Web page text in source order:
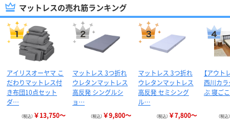
マットレスの売れ筋ランキング
アイリスオーヤマ こ
だわりマットレス付
き布団10点セット
ダ…
（税込） ￥13,750～
マットレス 3つ折れ
ウレタンマットレス
高反発 シングルシ
ョ…
（税込） ￥9,800～
マットレス 3つ折れ
ウレタンマットレス
高反発 セミシング
ル…
（税込） ￥7,800～
【アウト
西川カ
ぶ 寝ご
（税込）